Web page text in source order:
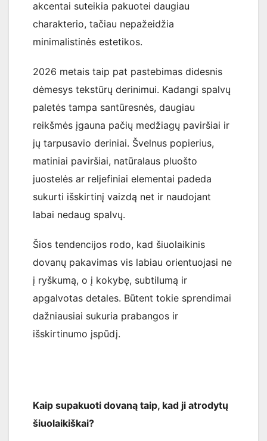
akcentai suteikia pakuotei daugiau
charakterio, tačiau nepažeidžia
minimalistinės estetikos.
2026 metais taip pat pastebimas didesnis
dėmesys tekstūrų derinimui. Kadangi spalvų
paletės tampa santūresnės, daugiau
reikšmės įgauna pačių medžiagų paviršiai ir
jų tarpusavio deriniai. Švelnus popierius,
matiniai paviršiai, natūralaus pluošto
juostelės ar reljefiniai elementai padeda
sukurti išskirtinį vaizdą net ir naudojant
labai nedaug spalvų.
Šios tendencijos rodo, kad šiuolaikinis
dovanų pakavimas vis labiau orientuojasi ne
į ryškumą, o į kokybę, subtilumą ir
apgalvotas detales. Būtent tokie sprendimai
dažniausiai sukuria prabangos ir
išskirtinumo įspūdį.
Kaip supakuoti dovaną taip, kad ji atrodytų
šiuolaikiškai?